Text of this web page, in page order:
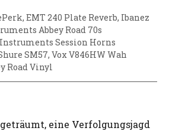
, EMT 240 Plate Reverb, Ibanez
Abbey Road 70s
Session Horns
SM57, Vox V846HW Wah
Road Vinyl
eine Verfolgungsjagd